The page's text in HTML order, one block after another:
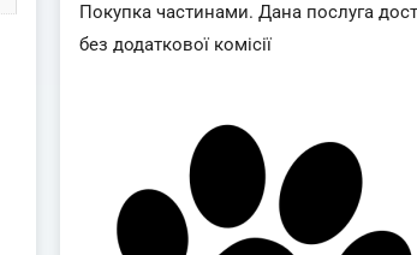
Покупка частинами. Дана послуга
без додаткової комісії